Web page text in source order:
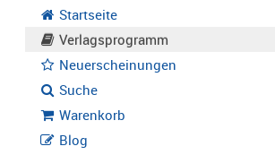
Startseite
Verlagsprogramm
Neuerscheinungen
Suche
Warenkorb
Blog